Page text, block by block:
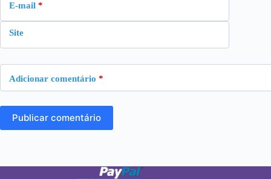
E-mail *
Site
Adicionar comentário *
Publicar comentário